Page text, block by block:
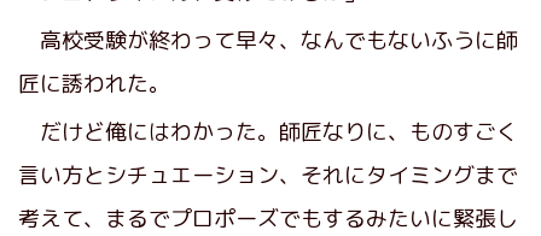
高校受験が終わって早々、なんでもないふうに師
匠に誘われた。
だけど俺にはわかった。師匠なりに、ものすごく
言い方とシチュエーション、それにタイミングまで
考えて、まるでプロポーズでもするみたいに緊張し